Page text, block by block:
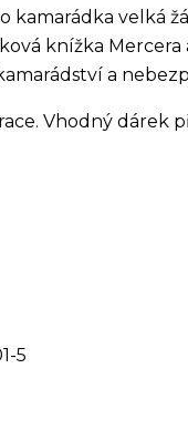
kamarádka velká
knížka
a
Vhodný dárek
5